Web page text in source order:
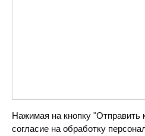
Нажимая на кнопку "Отправить
согласие на обработку